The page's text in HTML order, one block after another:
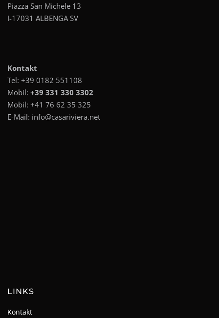
Piazza San Michele 13
I-17031 ALBENGA SV
Kontakt
Tel: +39 0182 551108
Mobil: +39 331 330 3302
Mobil: +41 76 62 35 325
E-Mail: info@casariviera.net
LINKS
Kontakt